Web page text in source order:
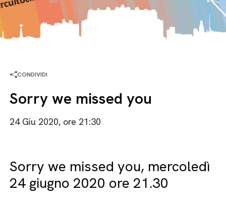
CONDIVIDI
Sorry we missed you
24 Giu 2020, ore 21:30
Sorry we missed you, mercoledì
24 giugno 2020 ore 21.30